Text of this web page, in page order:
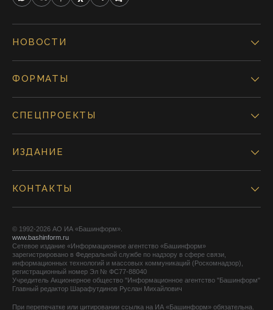
НОВОСТИ
ФОРМАТЫ
СПЕЦПРОЕКТЫ
ИЗДАНИЕ
КОНТАКТЫ
© 1992-2026 АО ИА «Башинформ».
www.bashinform.ru
Сетевое издание «Информационное агентство «Башинформ»
зарегистрировано в Федеральной службе по надзору в сфере связи,
информационных технологий и массовых коммуникаций (Роскомнадзор),
регистрационный номер Эл № ФС77-88040
Учредитель Акционерное общество "Информационное агентство "Башинформ"
Главный редактор Шарафутдинов Руслан Михайлович
При перепечатке или цитировании ссылка на ИА «Башинформ» обязательна.